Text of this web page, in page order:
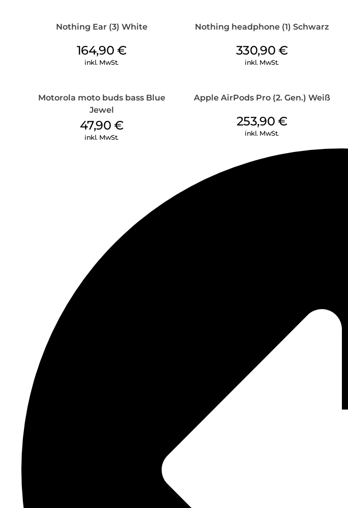
Nothing Ear (3) White
164,90 €
inkl. MwSt.
Nothing headphone (1) Schwarz
330,90 €
inkl. MwSt.
Motorola moto buds bass Blue
Jewel
47,90 €
inkl. MwSt.
Apple AirPods Pro (2. Gen.) Weiß
253,90 €
inkl. MwSt.